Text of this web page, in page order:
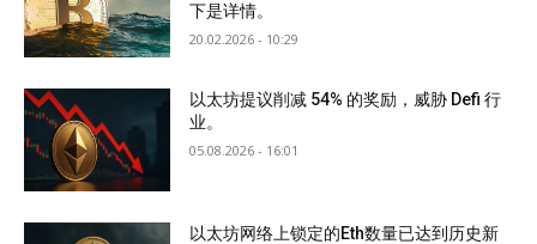
下是详情。
20.02.2026 - 10:29
以太坊提议削减 54% 的奖励，威胁 Defi 行
业。
05.08.2026 - 16:01
以太坊网络上锁定的Eth数量已达到历史新